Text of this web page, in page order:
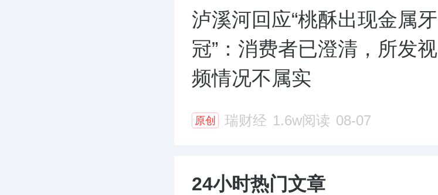
泸溪河回应“桃酥出现金属牙
冠”：消费者已澄清，所发视
频情况不属实
原创 瑞财经 1.6w阅读 08-07
24小时热门文章